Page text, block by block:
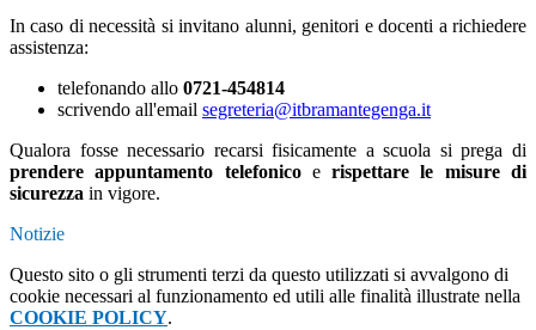
In caso di necessità si invitano alunni, genitori e docenti a richiedere
assistenza:
telefonando allo 0721-454814
scrivendo all'email segreteria@itbramantegenga.it
Qualora fosse necessario recarsi fisicamente a scuola si prega di
prendere appuntamento telefonicoerispettare le misure di
sicurezza in vigore.
Notizie
Questo sito o gli strumenti terzi da questo utilizzati si avvalgono di
cookie necessari al funzionamento ed utili alle finalità illustrate nella
COOKIE POLICY.